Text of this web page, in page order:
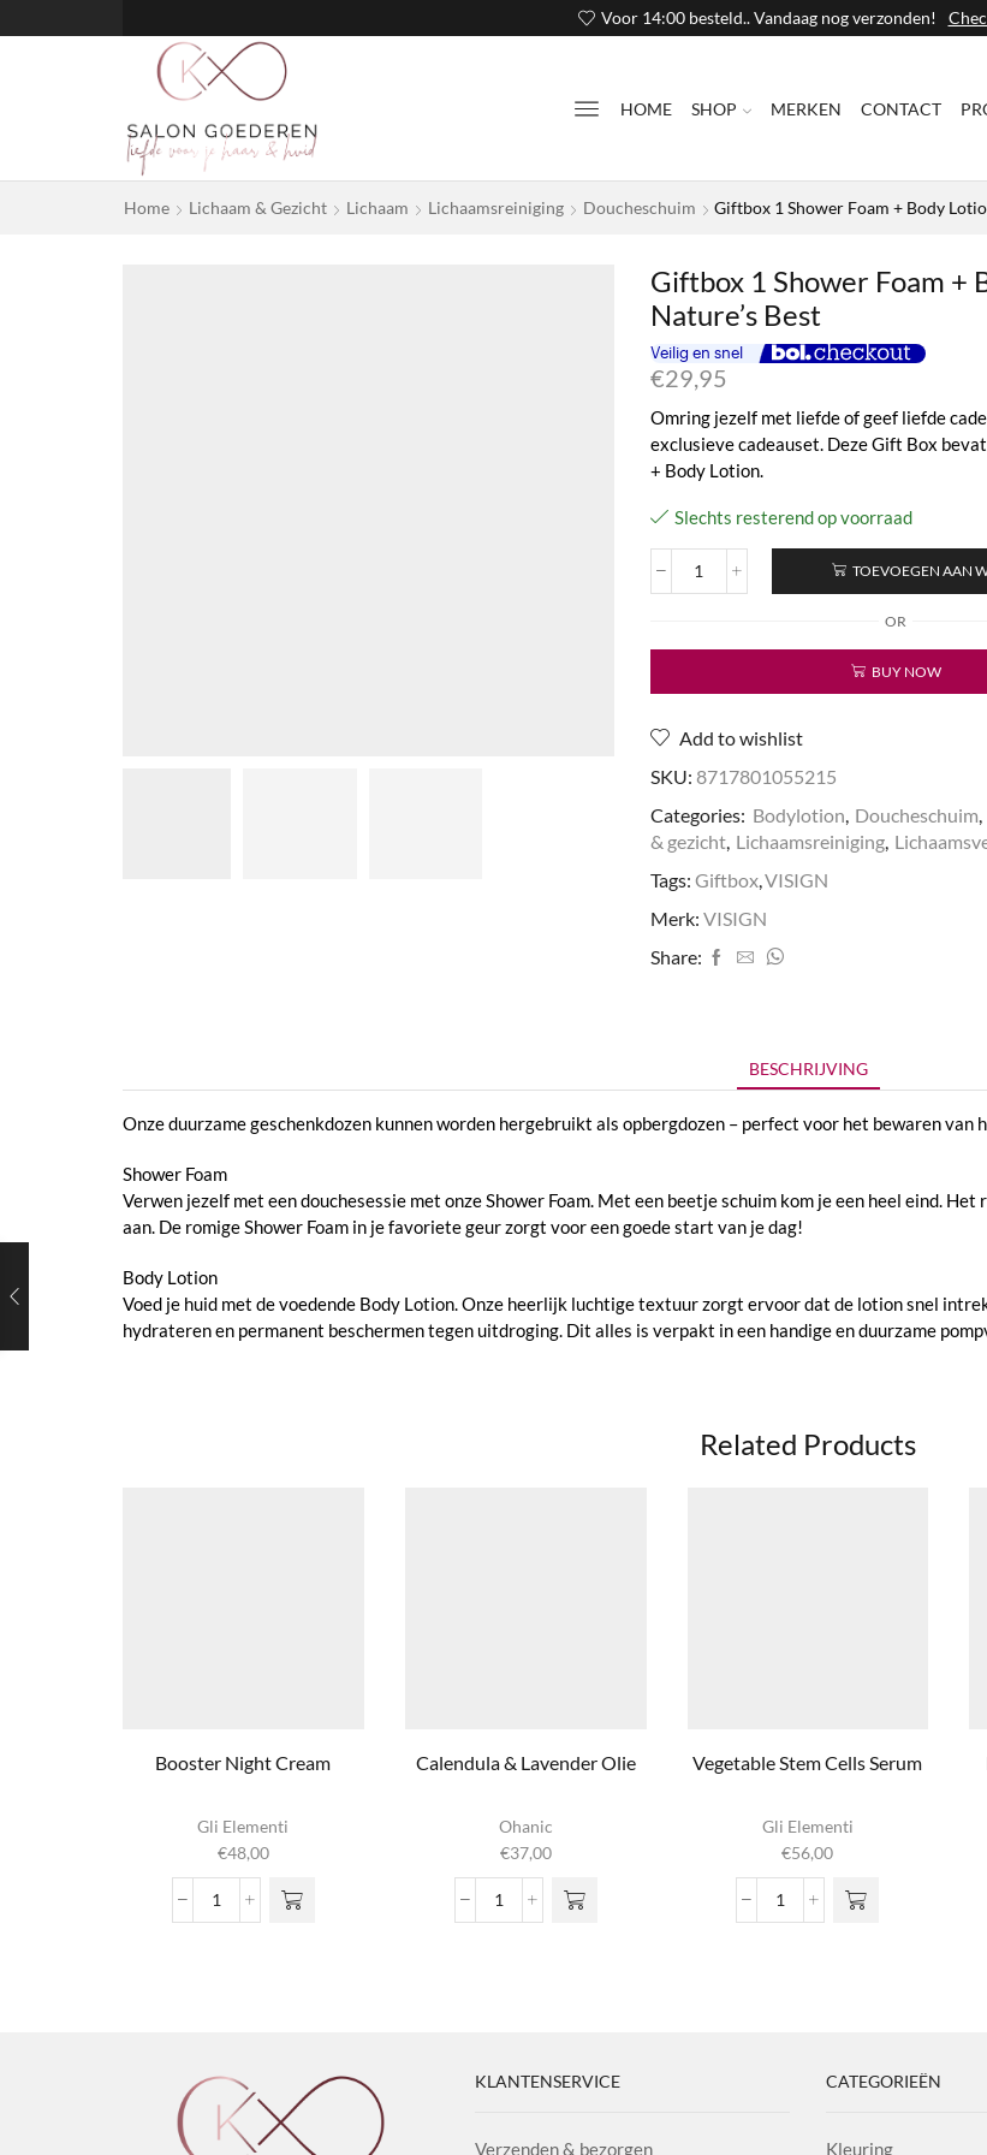
Voor 14:00 besteld.. Vandaag nog verzonden!
HOME SHOP MERKEN CONTACT
Home Lichaam & Gezicht Lichaam Lichaamsreiniging Doucheschuim Giftbox 1 Shower Foam + Body
Giftbox 1 Shower Foam +
Nature’s Best
€29,95
Omring jezelf met liefde of geef liefde
exclusieve cadeauset. Deze Gift Box
+ Body Lotion.
Slechts resterend op voorraad
Giftbox
Foam
Body
Nature's
Best
TOEVOEGEN AAN
OR
BUY NOW
Add to wishlist
SKU: 8717801055215
Categories: Bodylotion, Doucheschuim,
& gezicht, Lichaamsreiniging,
Tags: Giftbox,VISIGN
Merk: VISIGN
Share:
BESCHRIJVING
Onze duurzame geschenkdozen kunnen worden hergebruikt als opbergdozen – perfect voor het bewaren van
Shower Foam
Verwen jezelf met een douchesessie met onze Shower Foam. Met een beetje schuim kom je een heel eind.
aan. De romige Shower Foam in je favoriete geur zorgt voor een goede start van je dag!
Body Lotion
Voed je huid met de voedende Body Lotion. Onze heerlijk luchtige textuur zorgt ervoor dat de lotion snel
hydrateren en permanent beschermen tegen uitdroging. Dit alles is verpakt in een handige en duurzame
Related Products
Booster Night Cream
Gli Elementi
€48,00
Booster
Calendula & Lavender Olie
Ohanic
€37,00
Calendula
Vegetable Stem Cells Serum
Gli Elementi
€56,00
Vegetable
KLANTENSERVICE
Verzenden & bezorgen
CATEGORIEËN
Kleuring